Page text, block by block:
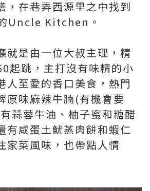
，在巷弄西源里之中找到
Uncle Kitchen。
就是由一位大叔主理，精
起跳，主打沒有味精的小
人至愛的香口美食，熱門
原味麻辣牛腩(有機會要
蒜蓉牛油、柚子蜜和糖醋
有咸蛋土魷蒸肉餅和蝦仁
家菜風味，也帶點人情